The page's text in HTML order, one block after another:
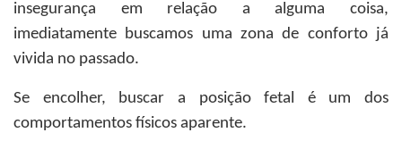
insegurança em relação a alguma coisa,
imediatamente buscamos uma zona de conforto já
vivida no passado.
Se encolher, buscar a posição fetal é um dos
comportamentos físicos aparente.